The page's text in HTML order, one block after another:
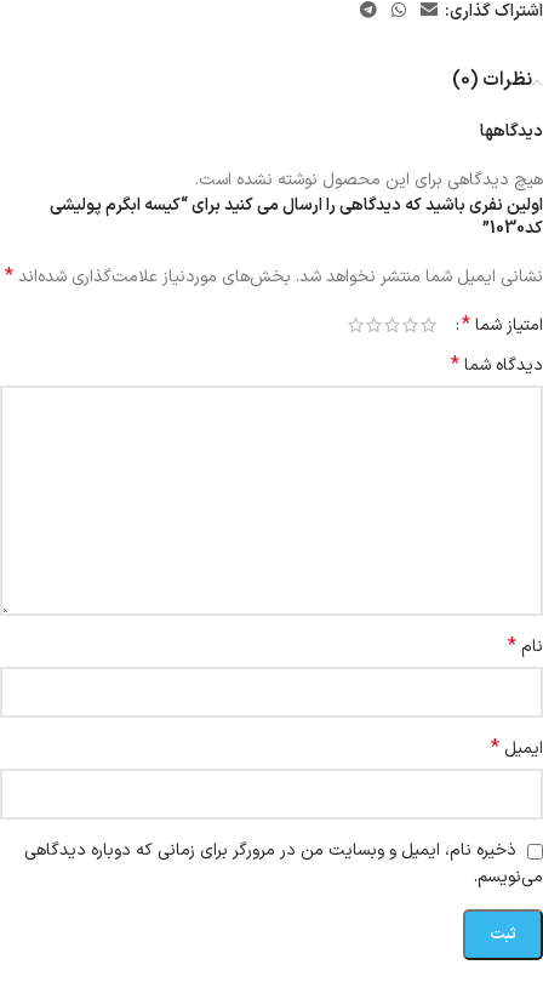
اشتراک گذاری:
نظرات (0)
دیدگاهها
هیچ دیدگاهی برای این محصول نوشته نشده است.
اولین نفری باشید که دیدگاهی را ارسال می کنید برای “کیسه ابگرم پولیشی
کد1030”
نشانی ایمیل شما منتشر نخواهد شد. بخش‌های موردنیاز علامت‌گذاری شده‌اند*
امتیاز شما*
دیدگاه شما*
نام*
ایمیل *
ذخیره نام، ایمیل و وبسایت من در مرورگر برای زمانی که دوباره دیدگاهی
می‌نویسم.